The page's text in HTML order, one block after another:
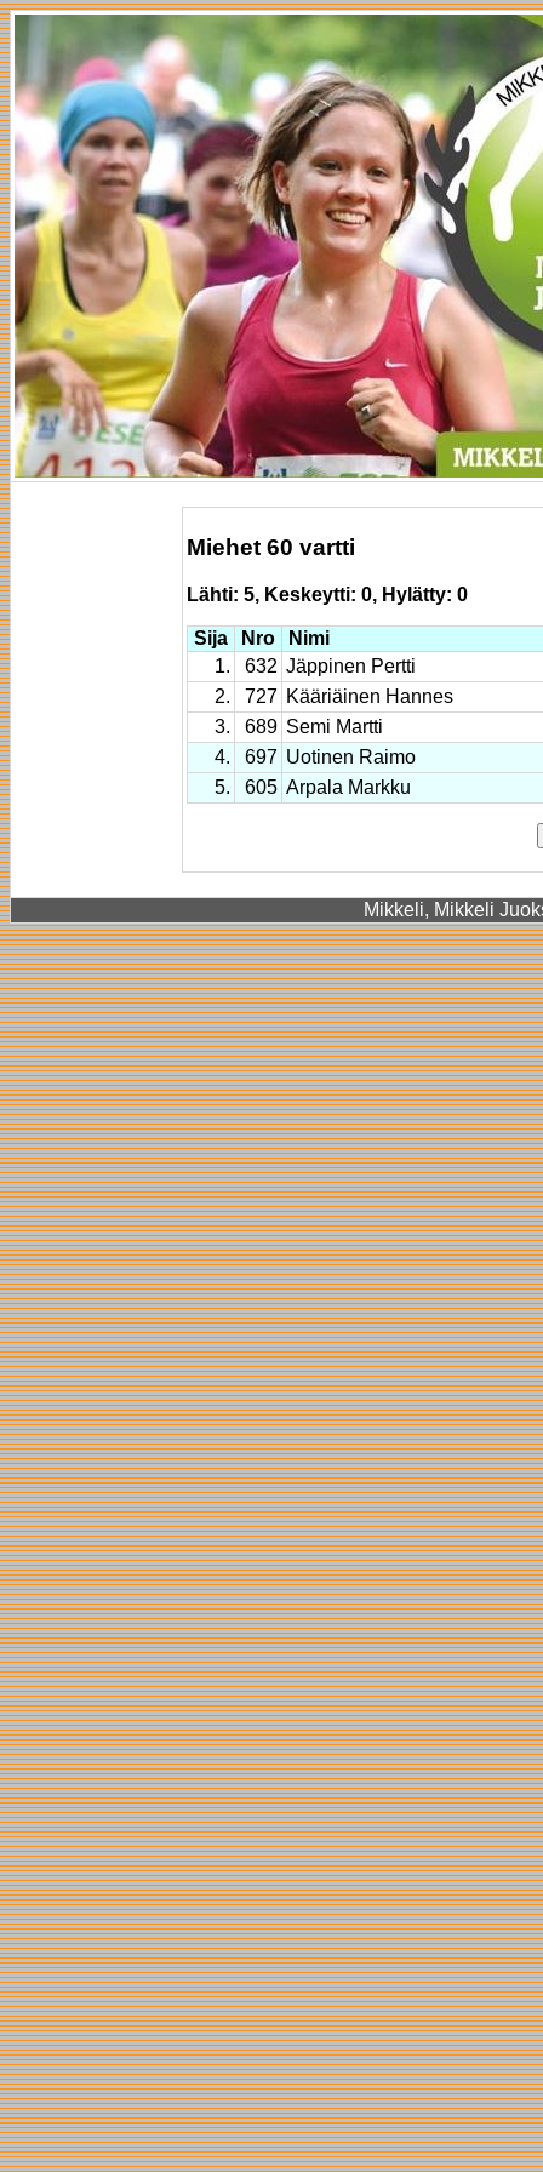
Miehet 60 vartti
Lähti: 5, Keskeytti: 0, Hylätty: 0
Sija Nro
Nimi
1.
632 Jäppinen Pertti
2.
727 Kääriäinen Hannes
3.
689 Semi Martti
4.
697 Uotinen Raimo
5.
605 Arpala Markku
Mikkeli, Mikkeli